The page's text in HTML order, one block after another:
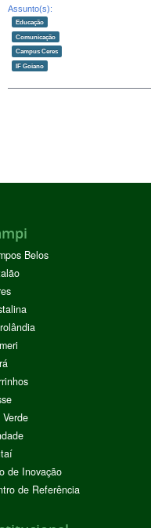
Assunto(s):
Educação
Comunicação
Campus Ceres
IF Goiano
Belos
de Inovação
de Referência